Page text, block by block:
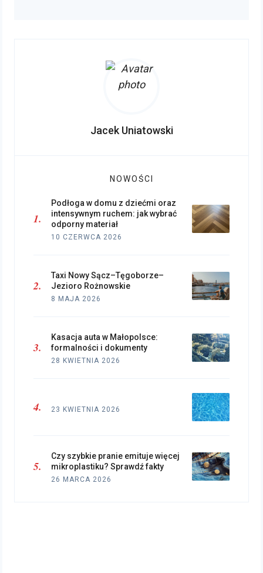
Jacek Uniatowski
NOWOŚCI
Podłoga w domu z dziećmi oraz
intensywnym ruchem: jak wybrać
odporny materiał
10 CZERWCA 2026
Taxi Nowy Sącz–Tęgoborze–
Jezioro Rożnowskie
8 MAJA 2026
Kasacja auta w Małopolsce:
formalności i dokumenty
28 KWIETNIA 2026
23 KWIETNIA 2026
Czy szybkie pranie emituje więcej
mikroplastiku? Sprawdź fakty
26 MARCA 2026